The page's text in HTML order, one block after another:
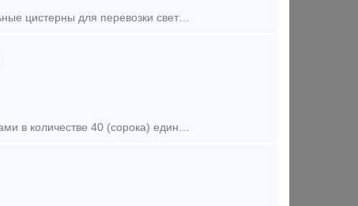
Компания ООО «ТАКТ» возьмет в аренду на длительный срок универсальные цистерны для перевозки светлых и темных нефтепродуктов. Требуемые параметры вагона: тип - средне-кубовые и больше-кубовые
Компания владеет на правах собственности железнодорожными цистернами в количестве 40 (сорока) единиц со следующими техническими Характеристиками: тип вагона − цистерна для пе